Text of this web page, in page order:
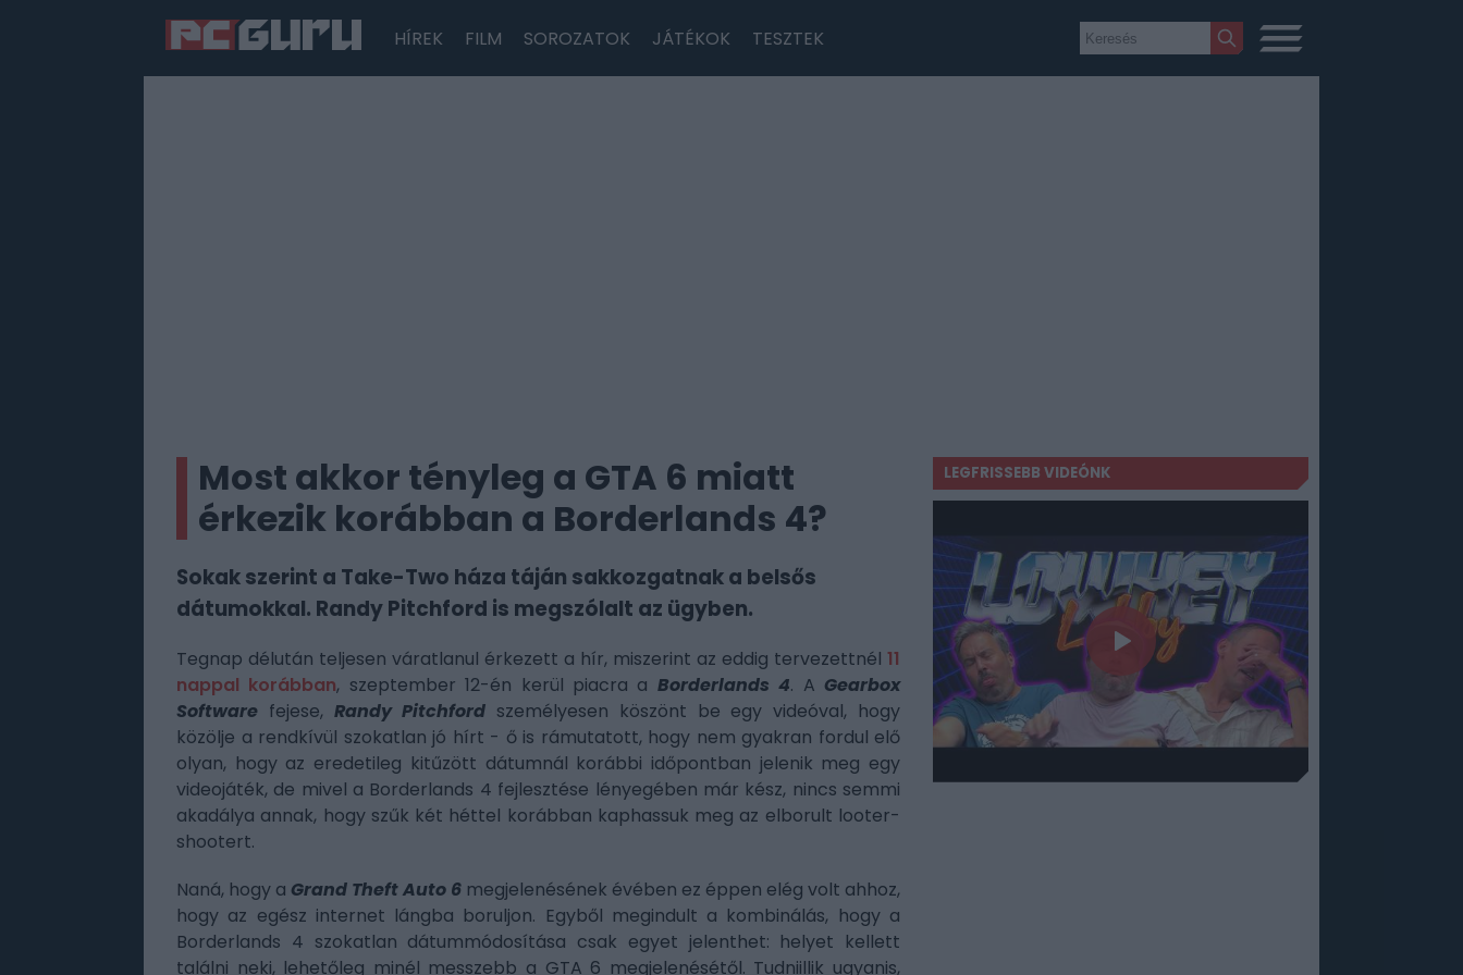
HÍREK FILM SOROZATOK JÁTÉKOK TESZTEK
Most akkor tényleg a GTA 6 miatt
érkezik korábban a Borderlands 4?
Sokak szerint a Take-Two háza táján sakkozgatnak a belsős
dátumokkal. Randy Pitchford is megszólalt az ügyben.
Tegnap délután teljesen váratlanul érkezett a hír, miszerint az eddig tervezettnél 11
nappal korábban, szeptember 12-én kerül piacra a Borderlands 4. A Gearbox
Software fejese, Randy Pitchford személyesen köszönt be egy videóval, hogy
közölje a rendkívül szokatlan jó hírt - ő is rámutatott, hogy nem gyakran fordul elő
olyan, hogy az eredetileg kitűzött dátumnál korábbi időpontban jelenik meg egy
videojáték, de mivel a Borderlands 4 fejlesztése lényegében már kész, nincs semmi
akadálya annak, hogy szűk két héttel korábban kaphassuk meg az elborult looter-
shootert.
Naná, hogy a Grand Theft Auto 6 megjelenésének évében ez éppen elég volt ahhoz,
hogy az egész internet lángba boruljon. Egyből megindult a kombinálás, hogy a
Borderlands 4 szokatlan dátummódosítása csak egyet jelenthet: helyet kellett
találni neki, lehetőleg minél messzebb a GTA 6 megjelenésétől. Tudniillik ugyanis,
LEGFRISSEBB VIDEÓNK